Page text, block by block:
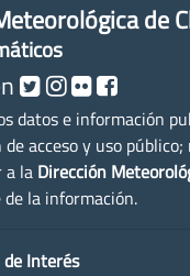
de
datos e información
acceso y uso
a la Dirección
la información.
Interés